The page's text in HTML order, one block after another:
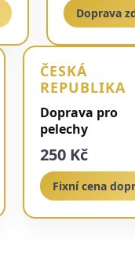
Doprava
ČESKÁ
REPUBLIKA
Doprava pro
pelechy
250 Kč
Fixní cena